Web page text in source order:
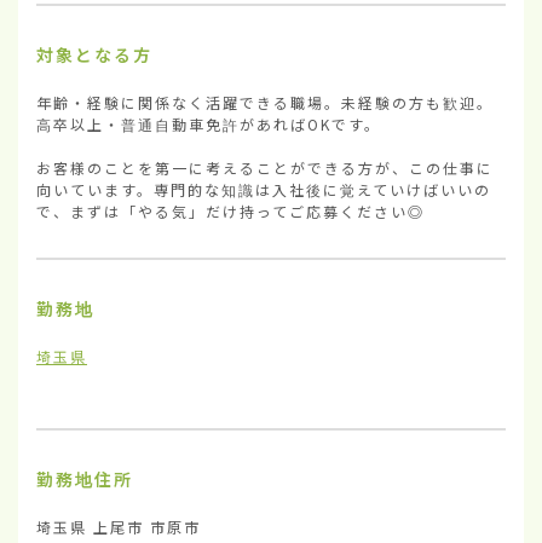
対象となる方
年齢・経験に関係なく活躍できる職場。未経験の方も歓迎。
高卒以上・普通自動車免許があればOKです。
お客様のことを第一に考えることができる方が、この仕事に
向いています。専門的な知識は入社後に覚えていけばいいの
で、まずは「やる気」だけ持ってご応募ください◎
勤務地
埼玉県
勤務地住所
埼玉県 上尾市 市原市